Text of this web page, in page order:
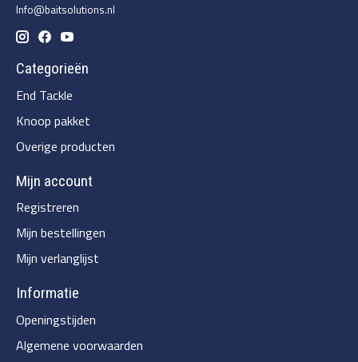
Info@baitsolutions.nl
Categorieën
End Tackle
Knoop pakket
Overige producten
Mijn account
Registreren
Mijn bestellingen
Mijn verlanglijst
Informatie
Openingstijden
Algemene voorwaarden